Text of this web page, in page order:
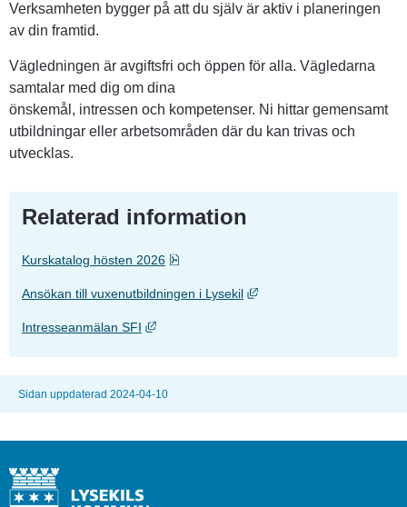
Verksamheten bygger på att du själv är aktiv i planeringen
av din framtid.
Vägledningen är avgiftsfri och öppen för alla. Vägledarna
samtalar med dig om dina
önskemål, intressen och kompetenser. Ni hittar gemensamt
utbildningar eller arbetsområden där du kan trivas och
utvecklas.
Relaterad information
Kurskatalog hösten 2026 Pdf, 4.3 MB.
Ansökan till vuxenutbildningen i Lysekil Länk till annan
Intresseanmälan SFI Länk till annan webbplats, öppnas i nytt
Sidan uppdaterad 2024-04-10